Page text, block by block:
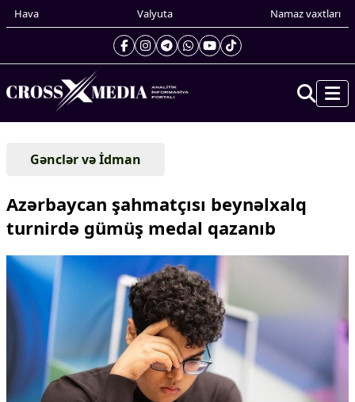
Hava Valyuta Namaz vaxtları
Prezidentin gündəliyi
Gündəm
Xarici xəbərlər
Cənubi Qafqaz
Yaxın Şərq
Avropa
Amerika
Asiya
Afrika
Çarpaz baxış
Təhlil
Gənclər və İdman
Azərbaycan şahmatçısı beynəlxalq
turnirdə gümüş medal qazanıb